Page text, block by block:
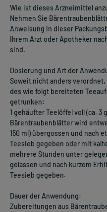
Wie ist dieses Arzneimittel
Nehmen Sie
Anweisung in dieser
Ihrem Arzt oder Apotheker
sind.
Dosierung und Art der
Soweit nicht anders verordnet,
des wie folgt bereiteten
getrunken:
1 gehäufter Teelöffel voll (ca. 3
Bärentraubenblätter wird
150 ml) übergossen und nach
Teesieb gegeben oder mit
mehrere Stunden unter
gelassen und nach kurzem
Teesieb gegeben.
Dauer der Anwendung:
Zubereitungen aus